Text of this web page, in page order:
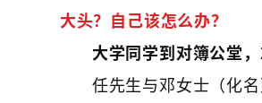
大头？自己该怎么办？
大学同学到对簿公堂
任先生与邓女士（化